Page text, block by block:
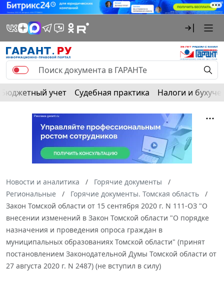
Бюджетный учет Судебная практика Налоги и
Новости и аналитика
Горячие документы
Региональные
Горячие документы. Томская область
Закон Томской области от 15 сентября 2020 г. N 111-ОЗ "О
внесении изменений в Закон Томской области "О порядке
назначения и проведения опроса граждан в
муниципальных образованиях Томской области" (принят
постановлением Законодательной Думы Томской области от
27 августа 2020 г. N 2487) (не вступил в силу)